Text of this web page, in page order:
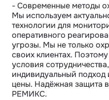
- Современные методы
Мы используем
технологии для
оперативного
угрозы. Мы не только
своих клиентах.
условия
индивидуальный подход
цены. Надёжная защита
РЕМИКС.